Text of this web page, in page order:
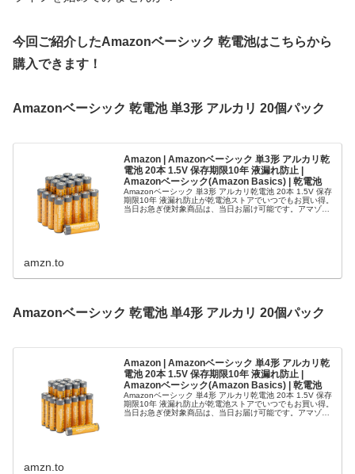
今回ご紹介したAmazonベーシック 乾電池はこちらから
購入できます！
Amazonベーシック 乾電池 単3形 アルカリ 20個パック
Amazon | Amazonベーシック 単3形 アルカリ乾
電池 20本 1.5V 保存期限10年 液漏れ防止 |
Amazonベーシック(Amazon Basics) | 乾電池
Amazonベーシック 単3形 アルカリ乾電池 20本 1.5V 保存
期限10年 液漏れ防止が乾電池ストアでいつでもお買い得。
当日お急ぎ便対象商品は、当日お届け可能です。アマゾン
amzn.to
Amazonベーシック 乾電池 単4形 アルカリ 20個パック
Amazon | Amazonベーシック 単4形 アルカリ乾
電池 20本 1.5V 保存期限10年 液漏れ防止 |
Amazonベーシック(Amazon Basics) | 乾電池
Amazonベーシック 単4形 アルカリ乾電池 20本 1.5V 保存
期限10年 液漏れ防止が乾電池ストアでいつでもお買い得。
当日お急ぎ便対象商品は、当日お届け可能です。アマゾン
amzn.to